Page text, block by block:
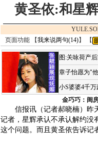
黄圣依:和星
页面功能 【我来说两句(14)】 【
图:关咏荷产
章子怡愿为"
小S婆婆4千
金巧巧：闺
信报讯（记者郝晓楠）昨天
记者，星辉承认不承认解约没
这个问题。而且黄圣依告诉记